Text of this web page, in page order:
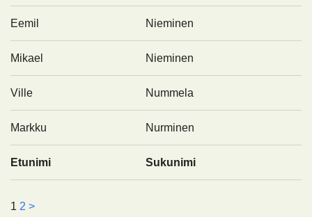
Etunimi Sukunimi
Eemil Nieminen
Mikael Nieminen
Ville Nummela
Markku Nurminen
1 2 >